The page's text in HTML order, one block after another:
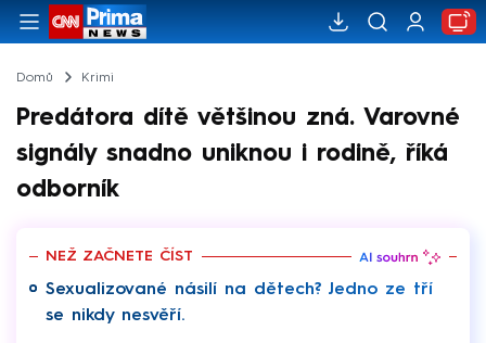
Domů Krimi
Predátora dítě většinou zná. Varovné
signály snadno uniknou i rodině, říká
odborník
NEŽ ZAČNETE ČÍST
Sexualizované násilí na dětech? Jedno ze tří
se nikdy nesvěří.